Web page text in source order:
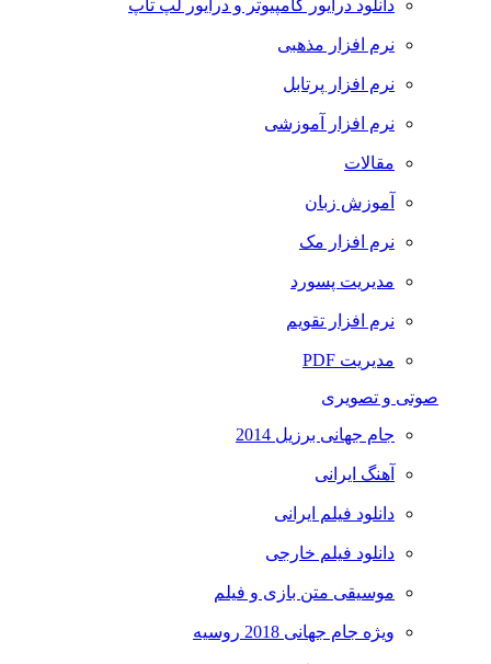
دانلود درایور کامپیوتر و درایور لپ تاپ
نرم افزار مذهبی
نرم افزار پرتابل
نرم افزار آموزشی
مقالات
آموزش زبان
نرم افزار مک
مدیریت پسورد
نرم افزار تقویم
مدیریت PDF
صوتی و تصویری
جام جهانی برزیل 2014
آهنگ ایرانی
دانلود فیلم ایرانی
دانلود فیلم خارجی
موسیقی متن بازی و فیلم
ویژه جام جهانی 2018 روسیه